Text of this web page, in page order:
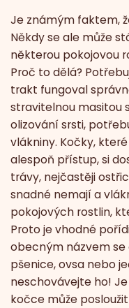
Je známým faktem,
Někdy se ale může
některou pokojovou
Proč to dělá?
trakt fungoval
stravitelnou masitou
olizování srsti,
vlákniny. Kočky,
alespoň přístup, si
trávy, nejčastěji
snadné nemají a
pokojových rostlin,
Proto je vhodné
obecným názvem
pšenice, ovsa nebo
neschovávejte ho!
kočce může